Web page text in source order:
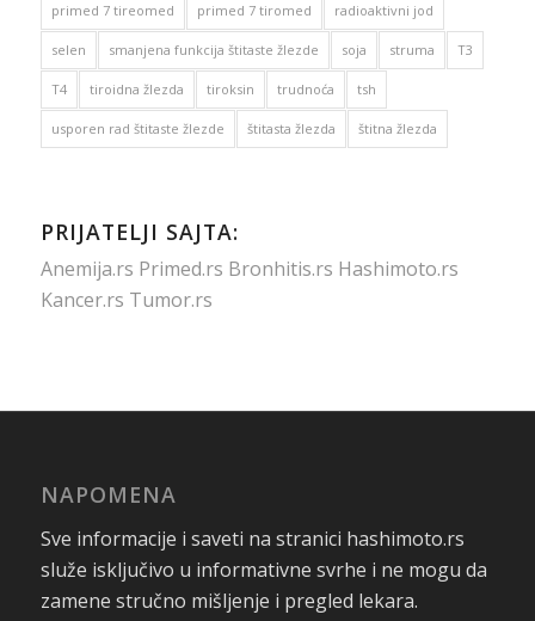
primed 7 tireomed primed 7 tiromed radioaktivni jod
selen smanjena funkcija štitaste žlezde soja struma T3
T4 tiroidna žlezda tiroksin trudnoća tsh
usporen rad štitaste žlezde štitasta žlezda štitna žlezda
PRIJATELJI SAJTA:
Anemija.rs Primed.rs Bronhitis.rs Hashimoto.rs
Kancer.rs Tumor.rs
NAPOMENA
Sve informacije i saveti na stranici hashimoto.rs
služe isključivo u informativne svrhe i ne mogu da
zamene stručno mišljenje i pregled lekara.